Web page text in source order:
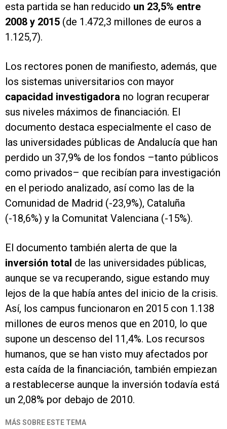
esta partida se han reducido un 23,5% entre
2008 y 2015 (de 1.472,3 millones de euros a
1.125,7).
Los rectores ponen de manifiesto, además, que
los sistemas universitarios con mayor
capacidad investigadora no logran recuperar
sus niveles máximos de financiación. El
documento destaca especialmente el caso de
las universidades públicas de Andalucía que han
perdido un 37,9% de los fondos –tanto públicos
como privados– que recibían para investigación
en el periodo analizado, así como las de la
Comunidad de Madrid (-23,9%), Cataluña
(-18,6%) y la Comunitat Valenciana (-15%).
El documento también alerta de que la
inversión total de las universidades públicas,
aunque se va recuperando, sigue estando muy
lejos de la que había antes del inicio de la crisis.
Así, los campus funcionaron en 2015 con 1.138
millones de euros menos que en 2010, lo que
supone un descenso del 11,4%. Los recursos
humanos, que se han visto muy afectados por
esta caída de la financiación, también empiezan
a restablecerse aunque la inversión todavía está
un 2,08% por debajo de 2010.
MÁS SOBRE ESTE TEMA